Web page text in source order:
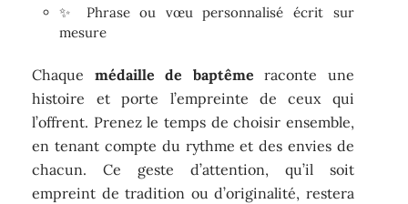
✨ Phrase ou vœu personnalisé écrit sur
mesure
Chaque médaille de baptême raconte une
histoire et porte l’empreinte de ceux qui
l’offrent. Prenez le temps de choisir ensemble,
en tenant compte du rythme et des envies de
chacun. Ce geste d’attention, qu’il soit
empreint de tradition ou d’originalité, restera